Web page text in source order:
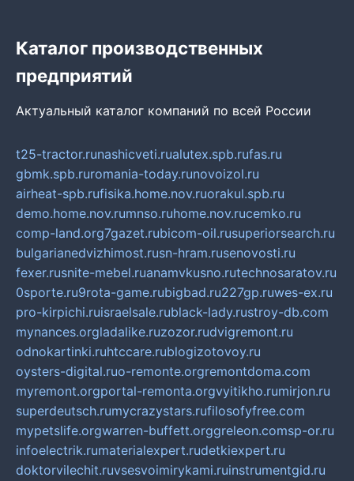
Каталог производственных
предприятий
Актуальный каталог компаний по всей России
t25-tractor.runashicveti.rualutex.spb.rufas.ru
gbmk.spb.ruromania-today.runovoizol.ru
airheat-spb.rufisika.home.nov.ruorakul.spb.ru
demo.home.nov.rumnso.ruhome.nov.rucemko.ru
comp-land.org7gazet.rubicom-oil.rusuperiorsearch.ru
bulgarianedvizhimost.rusn-hram.rusenovosti.ru
fexer.rusnite-mebel.ruanamvkusno.rutechnosaratov.ru
0sporte.ru9rota-game.rubigbad.ru227gp.ruwes-ex.ru
pro-kirpichi.ruisraelsale.rublack-lady.rustroy-db.com
mynances.orgladalike.ruzozor.rudvigremont.ru
odnokartinki.ruhtccare.rublogizotovoy.ru
oysters-digital.ruo-remonte.orgremontdoma.com
myremont.orgportal-remonta.orgvyitikho.rumirjon.ru
superdeutsch.rumycrazystars.rufilosofyfree.com
mypetslife.orgwarren-buffett.orggreleon.comsp-or.ru
infoelectrik.rumaterialexpert.rudetkiexpert.ru
doktorvilechit.ruvsesvoimirykami.ruinstrumentgid.ru